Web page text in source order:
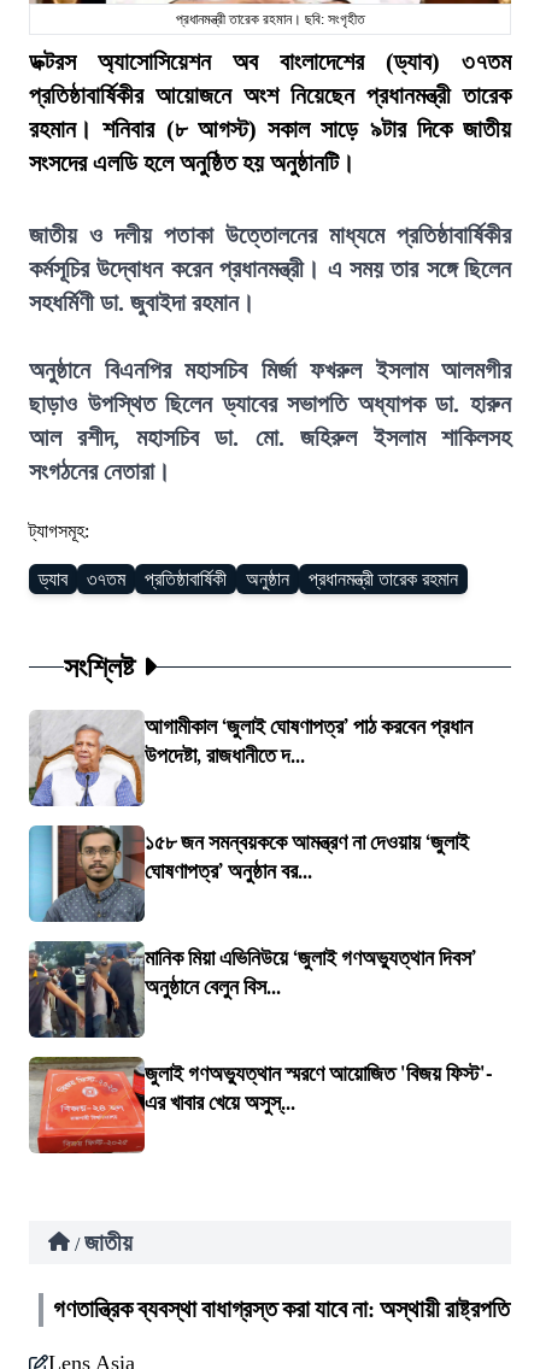
প্রধানমন্ত্রী তারেক রহমান। ছবি: সংগৃহীত
ডক্টরস অ্যাসোসিয়েশন অব বাংলাদেশের (ড্যাব) ৩৭তম
প্রতিষ্ঠাবার্ষিকীর আয়োজনে অংশ নিয়েছেন প্রধানমন্ত্রী তারেক
রহমান। শনিবার (৮ আগস্ট) সকাল সাড়ে ৯টার দিকে জাতীয়
সংসদের এলডি হলে অনুষ্ঠিত হয় অনুষ্ঠানটি।
জাতীয় ও দলীয় পতাকা উত্তোলনের মাধ্যমে প্রতিষ্ঠাবার্ষিকীর
কর্মসূচির উদ্বোধন করেন প্রধানমন্ত্রী। এ সময় তার সঙ্গে ছিলেন
সহধর্মিণী ডা. জুবাইদা রহমান।
অনুষ্ঠানে বিএনপির মহাসচিব মির্জা ফখরুল ইসলাম আলমগীর
ছাড়াও উপস্থিত ছিলেন ড্যাবের সভাপতি অধ্যাপক ডা. হারুন
আল রশীদ, মহাসচিব ডা. মো. জহিরুল ইসলাম শাকিলসহ
সংগঠনের নেতারা।
ট্যাগসমূহ:
ড্যাব ৩৭তম প্রতিষ্ঠাবার্ষিকী অনুষ্ঠান প্রধানমন্ত্রী তারেক রহমান
সংশ্লিষ্ট
আগামীকাল ‘জুলাই ঘোষণাপত্র’ পাঠ করবেন প্রধান
উপদেষ্টা, রাজধানীতে দ...
১৫৮ জন সমন্বয়ককে আমন্ত্রণ না দেওয়ায় ‘জুলাই
ঘোষণাপত্র’ অনুষ্ঠান বর...
মানিক মিয়া এভিনিউয়ে ‘জুলাই গণঅভ্যুত্থান দিবস’
অনুষ্ঠানে বেলুন বিস...
জুলাই গণঅভ্যুত্থান স্মরণে আয়োজিত 'বিজয় ফিস্ট'-
এর খাবার খেয়ে অসুস্...
/ জাতীয়
গণতান্ত্রিক ব্যবস্থা বাধাগ্রস্ত করা যাবে না: অস্থায়ী রাষ্ট্রপতি
Lens Asia